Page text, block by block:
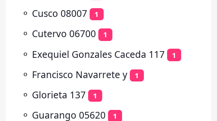
⚬ Cusco 08007 1
⚬ Cutervo 06700 1
⚬ Exequiel Gonzales Caceda 117 1
⚬ Francisco Navarrete y 1
⚬ Glorieta 137 1
⚬ Guarango 05620 1